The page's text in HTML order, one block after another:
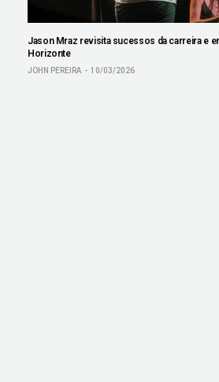
Jason Mraz revisita sucessos da carreira e
Horizonte
JOHN PEREIRA 10/03/2026